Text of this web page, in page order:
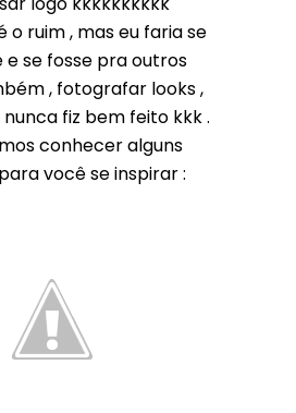
o ruim , mas eu faria se
e se fosse pra outros
, fotografar looks ,
fiz bem feito kkk .
conhecer alguns
você se inspirar :